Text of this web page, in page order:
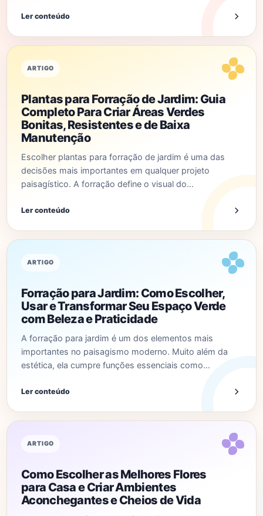
Ler conteúdo
ARTIGO
Plantas para Forração de Jardim: Guia
Completo Para Criar Áreas Verdes
Bonitas, Resistentes e de Baixa
Manutenção
Escolher plantas para forração de jardim é uma das
decisões mais importantes em qualquer projeto
paisagístico. A forração define o visual do…
Ler conteúdo
ARTIGO
Forração para Jardim: Como Escolher,
Usar e Transformar Seu Espaço Verde
com Beleza e Praticidade
A forração para jardim é um dos elementos mais
importantes no paisagismo moderno. Muito além da
estética, ela cumpre funções essenciais como…
Ler conteúdo
ARTIGO
Como Escolher as Melhores Flores
para Casa e Criar Ambientes
Aconchegantes e Cheios de Vida